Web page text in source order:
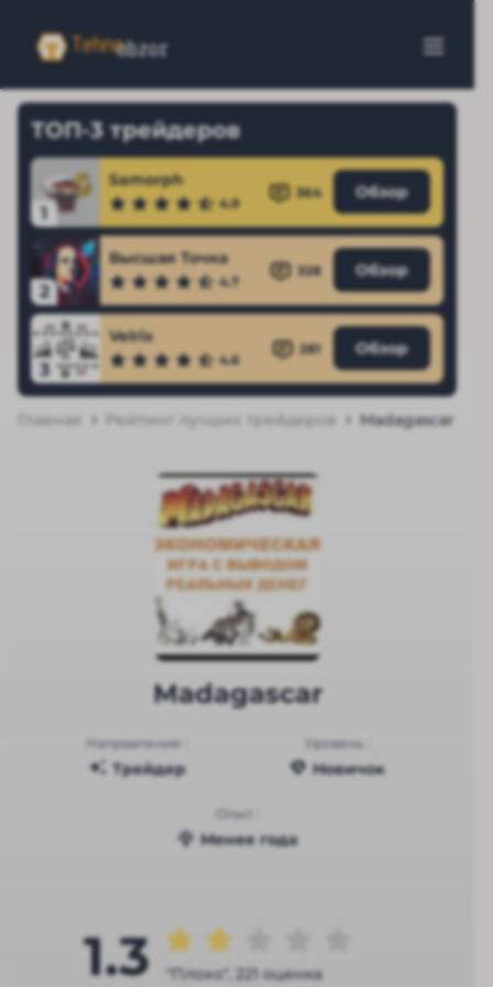
ТОП-3 трейдеров
1
Samorph
4.9
364 Обзор
2
Высшая Точка
4.7
328 Обзор
3
Velrix
4.6
281 Обзор
Главная Рейтинг лучших трейдеров Madagascar
Madagascar
Направление :
Трейдер
Уровень :
Новичок
Опыт :
Менее года
1.3 "Плохо", 221 оценка